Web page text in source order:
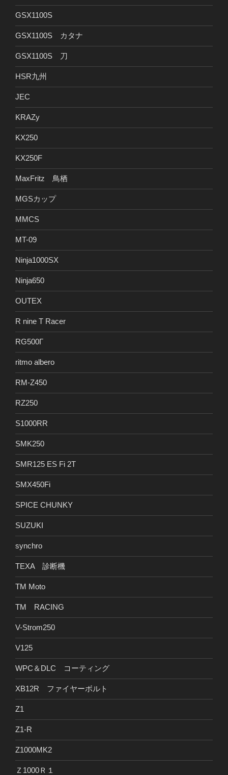
GSX1100S
GSX1100S カタナ
GSX1100S 刀
HSR九州
JEC
KRAZy
KX250
KX250F
MaxFritz 鳥栖
MGSカップ
MMCS
MT-09
Ninja1000SX
Ninja650
OUTEX
R nine T Racer
RG500Γ
ritmo albero
RM-Z450
RZ250
S1000RR
SMK250
SMR125 ES Fi 2T
SMX450Fi
SPICE CHUNKY
SUZUKI
synchro
TEXA 診断機
TM Moto
TM RACING
V-Strom250
V125
WPC＆DLC コーティング
XB12R ファイヤーボルト
Z1
Z1-R
Z1000MK2
Ｚ1000Ｒ１